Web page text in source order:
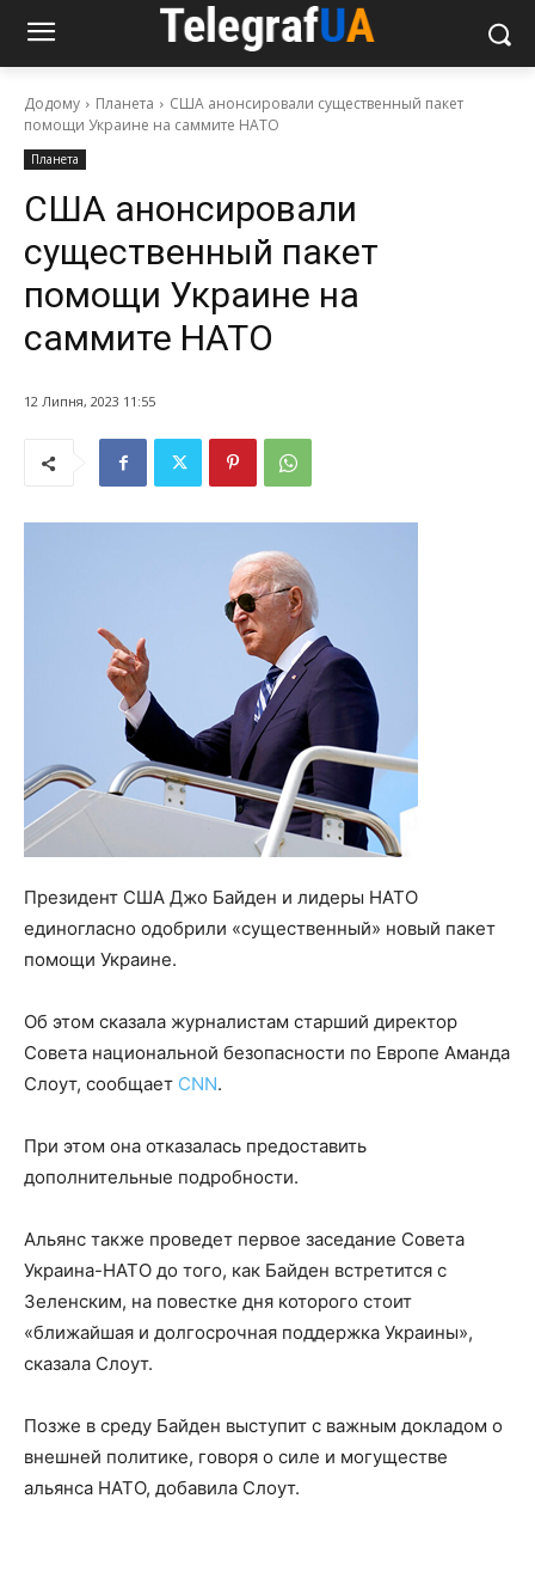
Додому Планета
США анонсировали существенный пакет
помощи Украине на саммите НАТО
Планета
США анонсировали
существенный пакет
помощи Украине на
саммите НАТО
12 Липня, 2023 11:55
Президент США Джо Байден и лидеры НАТО
единогласно одобрили «существенный» новый пакет
помощи Украине.
Об этом сказала журналистам старший директор
Совета национальной безопасности по Европе Аманда
Слоут, сообщает CNN.
При этом она отказалась предоставить
дополнительные подробности.
Альянс также проведет первое заседание Совета
Украина-НАТО до того, как Байден встретится с
Зеленским, на повестке дня которого стоит
«ближайшая и долгосрочная поддержка Украины»,
сказала Слоут.
Позже в среду Байден выступит с важным докладом о
внешней политике, говоря о силе и могуществе
альянса НАТО, добавила Слоут.